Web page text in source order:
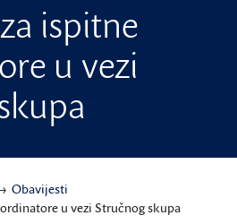
ispitne
u vezi
Obavijesti
u vezi Stručnog skupa